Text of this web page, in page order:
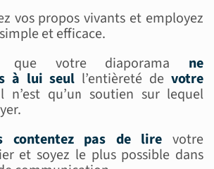
vos propos vivants et employez
et efficace.
que votre diaporama ne
à lui seul l’entièreté devotre
n’est qu’un soutien sur lequel
contentez pas de lire votre
et soyez le plus possible dans